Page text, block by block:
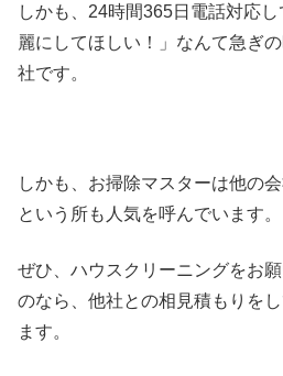
しかも、24時間365日電話対応
麗にしてほしい！」なんて急ぎ
社です。
しかも、お掃除マスターは他の
という所も人気を呼んでいます。
ぜひ、ハウスクリーニングをお
のなら、他社との相見積もりを
ます。